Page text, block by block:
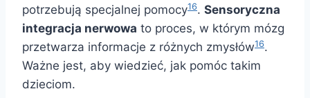
potrzebują specjalnej pomocy16. Sensoryczna
integracja nerwowa to proces, w którym mózg
przetwarza informacje z różnych zmysłów16.
Ważne jest, aby wiedzieć, jak pomóc takim
dzieciom.